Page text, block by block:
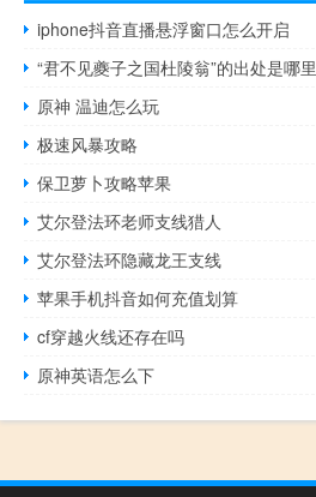
iphone抖音直播悬浮窗口怎么开启
“君不见夔子之国杜陵翁”的出处是哪里
原神 温迪怎么玩
极速风暴攻略
保卫萝卜攻略苹果
艾尔登法环老师支线猎人
艾尔登法环隐藏龙王支线
苹果手机抖音如何充值划算
cf穿越火线还存在吗
原神英语怎么下